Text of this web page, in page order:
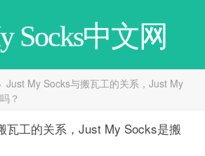
Socks中文网
Just My Socks与搬瓦工的关系，Just My
？
瓦工的关系，Just My Socks是搬